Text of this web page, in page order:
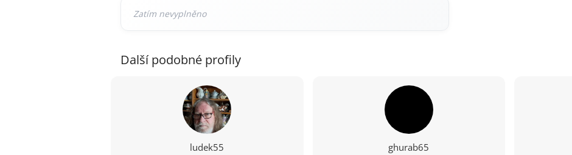
Další podobné profily
ludek55 ghurab65